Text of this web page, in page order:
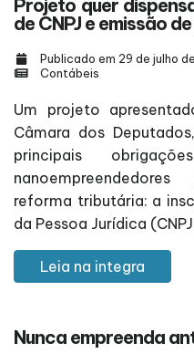
Projeto quer
de CNPJ e emissão
Publicado em 29 de julho
Contábeis
Um projeto
Câmara dos
principais
reforma tributária: a
da Pessoa Jurídica
Leia na integra
Nunca empreenda